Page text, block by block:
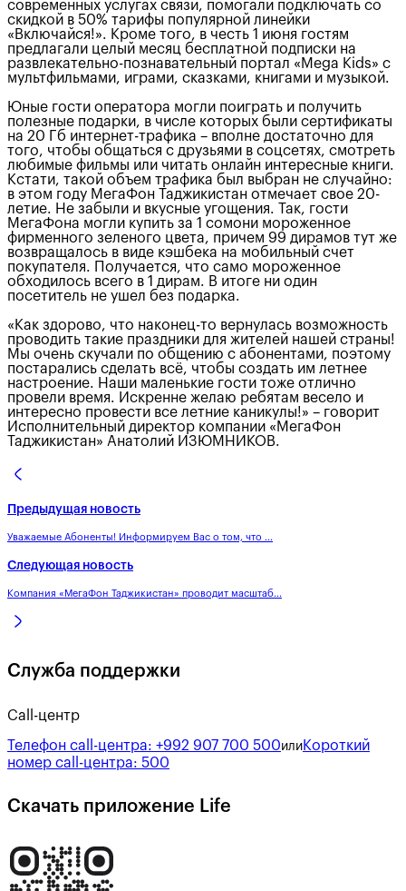
современных услугах связи, помогали подключать со
скидкой в 50% тарифы популярной линейки
«Включайся!». Кроме того, в честь 1 июня гостям
предлагали целый месяц бесплатной подписки на
развлекательно-познавательный портал «Mega Kids» с
мультфильмами, играми, сказками, книгами и музыкой.
Юные гости оператора могли поиграть и получить
полезные подарки, в числе которых были сертификаты
на 20 Гб интернет-трафика – вполне достаточно для
того, чтобы общаться с друзьями в соцсетях, смотреть
любимые фильмы или читать онлайн интересные книги.
Кстати, такой объем трафика был выбран не случайно:
в этом году МегаФон Таджикистан отмечает свое 20-
летие. Не забыли и вкусные угощения. Так, гости
МегаФона могли купить за 1 сомони мороженное
фирменного зеленого цвета, причем 99 дирамов тут же
возвращалось в виде кэшбека на мобильный счет
покупателя. Получается, что само мороженное
обходилось всего в 1 дирам. В итоге ни один
посетитель не ушел без подарка.
«Как здорово, что наконец-то вернулась возможность
проводить такие праздники для жителей нашей страны!
Мы очень скучали по общению с абонентами, поэтому
постарались сделать всё, чтобы создать им летнее
настроение. Наши маленькие гости тоже отлично
провели время. Искренне желаю ребятам весело и
интересно провести все летние каникулы!» – говорит
Исполнительный директор компании «МегаФон
Таджикистан» Анатолий ИЗЮМНИКОВ.
Предыдущая новость
Уважаемые Абоненты! Информируем Вас о том, что ...
Следующая новость
Компания «МегаФон Таджикистан» проводит масштаб...
Служба поддержки
Call-центр
Телефон call-центра: +992 907 700 500или Короткий
номер call-центра: 500
Скачать приложение Life